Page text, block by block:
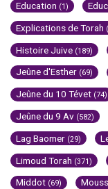
Education (1)
Explications de Torah
Histoire Juive (189)
Jeûne d'Esther (69)
Jeûne du 10 Tévet (74)
Jeûne du 9 Av (582)
Lag Baomer (29)
Limoud Torah (371)
Middot (69)